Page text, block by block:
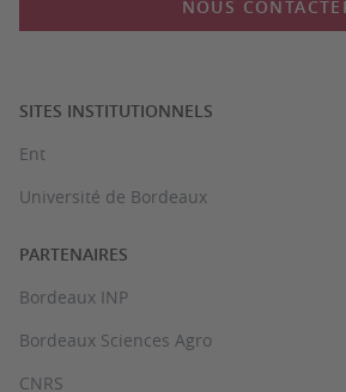
NOUS
SITES INSTITUTIONNELS
Ent
Université de Bordeaux
PARTENAIRES
Bordeaux INP
Bordeaux Sciences Agro
CNRS